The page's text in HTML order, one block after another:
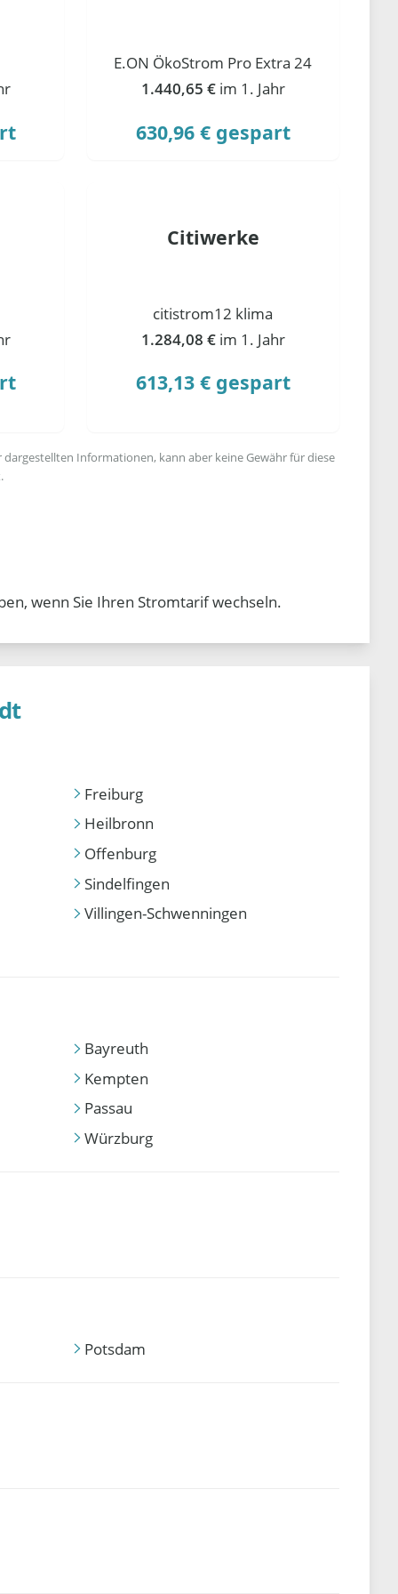
E.ON ÖkoStrom Pro Extra 24
1.440,65 € im 1. Jahr
630,96 € gespart
Citiwerke
citistrom12 klima
1.284,08 € im 1. Jahr
613,13 € gespart
Informationen, kann aber keine Gewähr für diese
wenn Sie Ihren Stromtarif wechseln.
Freiburg
Heilbronn
Offenburg
Sindelfingen
Villingen-Schwenningen
Bayreuth
Kempten
Passau
Würzburg
Potsdam